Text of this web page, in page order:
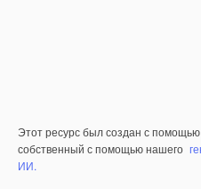
Этот ресурс был создан с помощью
собственный с помощью нашего
ИИ.